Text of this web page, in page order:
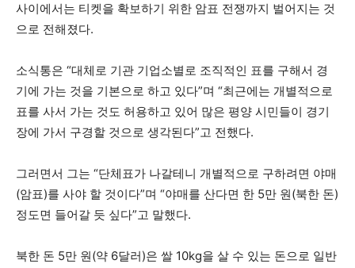
사이에서는 티켓을 확보하기 위한 암표 전쟁까지 벌어지는 것
으로 전해졌다.
소식통은 “대체로 기관 기업소별로 조직적인 표를 구해서 경
기에 가는 것을 기본으로 하고 있다”며 “최근에는 개별적으로
표를 사서 가는 것도 허용하고 있어 많은 평양 시민들이 경기
장에 가서 구경할 것으로 생각된다”고 전했다.
그러면서 그는 “단체표가 나갈테니 개별적으로 구하려면 야매
(암표)를 사야 할 것이다”며 “야매를 산다면 한 5만 원(북한 돈)
정도면 들어갈 듯 싶다”고 말했다.
북한 돈 5만 원(약 6달러)은 쌀 10kg을 살 수 있는 돈으로 일반